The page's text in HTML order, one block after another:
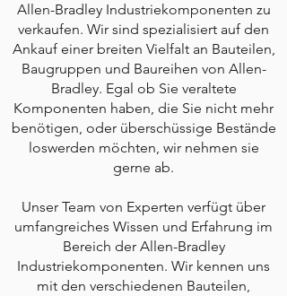
Allen-Bradley Industriekomponenten zu
verkaufen. Wir sind spezialisiert auf den
Ankauf einer breiten Vielfalt an Bauteilen,
Baugruppen und Baureihen von Allen-
Bradley. Egal ob Sie veraltete
Komponenten haben, die Sie nicht mehr
benötigen, oder überschüssige Bestände
loswerden möchten, wir nehmen sie
gerne ab.
Unser Team von Experten verfügt über
umfangreiches Wissen und Erfahrung im
Bereich der Allen-Bradley
Industriekomponenten. Wir kennen uns
mit den verschiedenen Bauteilen,